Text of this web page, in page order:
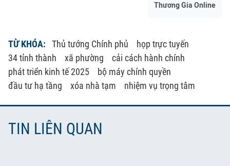
Thương Gia Online
TỪ KHÓA: Thủ tướng Chính phủ
họp trực tuyến
34 tỉnh thành
xã phường
cải cách hành chính
phát triển kinh tế 2025
bộ máy chính quyền
đầu tư hạ tầng
xóa nhà tạm nhiệm vụ trọng tâm
TIN LIÊN QUAN